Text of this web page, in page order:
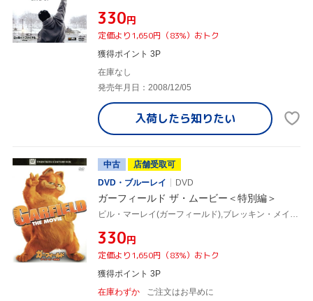
¥330円
定価より1,650円（83%）おトク
獲得ポイント 3P
在庫なし
発売年月日：2008/12/05
入荷したら知りたい
中古
店舗受取可
DVD・ブルーレイ
DVD
ガーフィールド ザ・ムービー＜特別編＞
¥330円
定価より1,650円（83%）おトク
獲得ポイント 3P
在庫わずか
ご注文はお早めに